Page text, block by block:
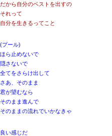
だから自分のベストを出すの
それって
自分を生きるってこと
(プール)
ほら止めないで
隠さないで
全てをさらけ出して
さあ、そのまま
君が望むなら
そのまま進んで
そのままの流れでいかなきゃ
良い感じだ